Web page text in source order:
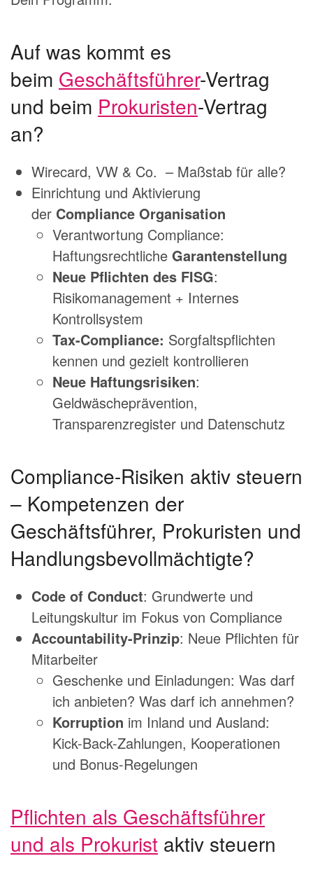
Auf was kommt es
beim Geschäftsführer-Vertrag
und beim Prokuristen-Vertrag
an?
Wirecard, VW & Co. – Maßstab für alle?
Einrichtung und Aktivierung
der Compliance Organisation
Verantwortung Compliance:
Haftungsrechtliche Garantenstellung
Neue Pflichten des FISG:
Risikomanagement + Internes
Kontrollsystem
Tax-Compliance: Sorgfaltspflichten
kennen und gezielt kontrollieren
Neue Haftungsrisiken:
Geldwäscheprävention,
Transparenzregister und Datenschutz
Compliance-Risiken aktiv steuern
– Kompetenzen der
Geschäftsführer, Prokuristen und
Handlungsbevollmächtigte?
Code of Conduct: Grundwerte und
Leitungskultur im Fokus von Compliance
Accountability-Prinzip: Neue Pflichten für
Mitarbeiter
Geschenke und Einladungen: Was darf
ich anbieten? Was darf ich annehmen?
Korruption im Inland und Ausland:
Kick-Back-Zahlungen, Kooperationen
und Bonus-Regelungen
Pflichten als Geschäftsführer
und als Prokurist aktiv steuern